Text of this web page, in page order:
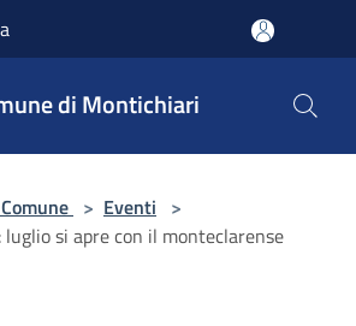
di Montichiari
> Eventi >
si apre con il monteclarense